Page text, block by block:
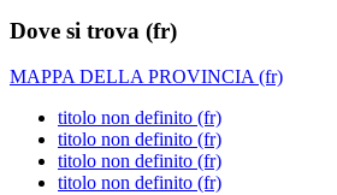
Dove si trova (fr)
MAPPA DELLA PROVINCIA (fr)
titolo non definito (fr)
titolo non definito (fr)
titolo non definito (fr)
titolo non definito (fr)